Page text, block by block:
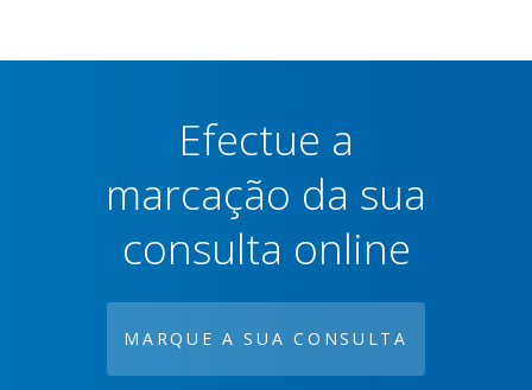
Efectue a
marcação da sua
consulta online
MARQUE A SUA CONSULTA